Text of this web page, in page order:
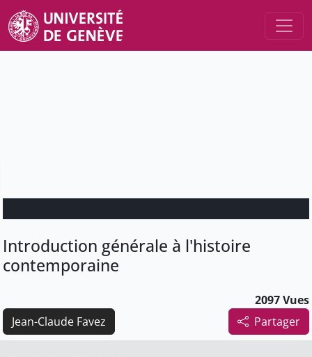
Introduction générale à l'histoire
contemporaine
2097 Vues
Partager
Jean-Claude Favez